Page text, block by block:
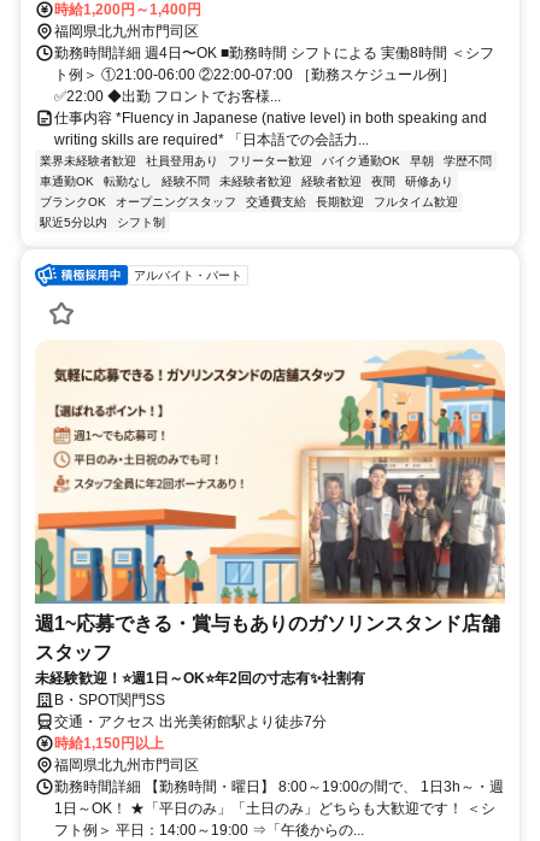
時給1,200円～1,400円
福岡県北九州市門司区
勤務時間詳細 週4日〜OK ■勤務時間 シフトによる 実働8時間 ＜シフ
ト例＞ ①21:00-06:00 ②22:00-07:00 ［勤務スケジュール例］
✅22:00 ◆出勤 フロントでお客様...
仕事内容 *Fluency in Japanese (native level) in both speaking and
writing skills are required* 「日本語での会話力...
業界未経験者歓迎 社員登用あり フリーター歓迎 バイク通勤OK 早朝
学歴不問
車通勤OK
転勤なし 経験不問 未経験者歓迎 経験者歓迎 夜間
研修あり
ブランクOK
オープニングスタッフ 交通費支給 長期歓迎
フルタイム歓迎
駅近5分以内
シフト制
アルバイト・パート
週1~応募できる・賞与もありのガソリンスタンド店舗
スタッフ
未経験歓迎！⭐週1日～OK⭐年2回の寸志有✨社割有
B・SPOT関門SS
交通・アクセス 出光美術館駅より徒歩7分
時給1,150円以上
福岡県北九州市門司区
勤務時間詳細 【勤務時間・曜日】 8:00～19:00の間で、 1日3h～・週
1日～OK！ ★「平日のみ」「土日のみ」どちらも大歓迎です！ ＜シ
フト例＞ 平日：14:00～19:00 ⇒「午後からの...